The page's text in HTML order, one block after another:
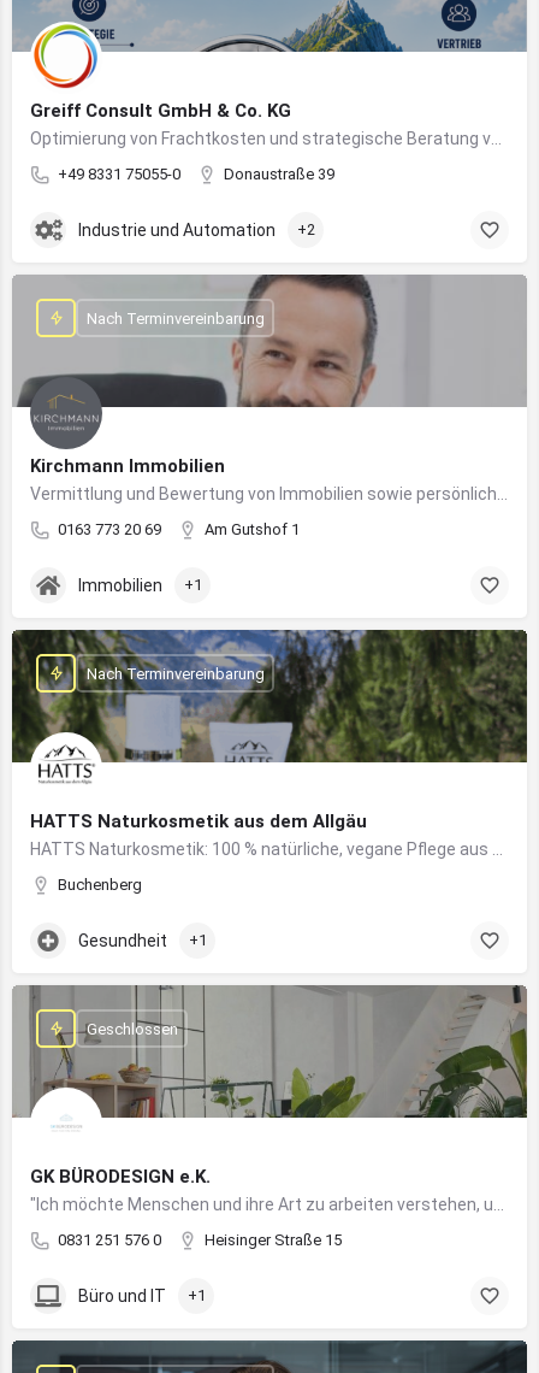
Greiff Consult GmbH & Co. KG
+49 8331 75055-0 Donaustraße 39
Industrie und Automation +2
Kirchmann Immobilien
0163 773 20 69 Am Gutshof 1
Nach Terminvereinbarung
Immobilien +1
HATTS Naturkosmetik aus dem Allgäu
Buchenberg
Nach Terminvereinbarung
Gesundheit +1
GK BÜRODESIGN e.K.
0831 251 576 0 Heisinger Straße 15
Geschlossen
Büro und IT +1